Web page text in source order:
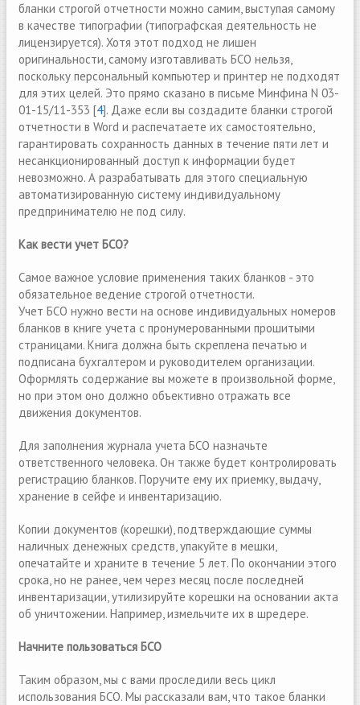
бланки строгой отчетности можно самим, выступая самому
в качестве типографии (типографская деятельность не
лицензируется). Хотя этот подход не лишен
оригинальности, самому изготавливать БСО нельзя,
поскольку персональный компьютер и принтер не подходят
для этих целей. Это прямо сказано в письме Минфина N 03-
01-15/11-353 [4]. Даже если вы создадите бланки строгой
отчетности в Word и распечатаете их самостоятельно,
гарантировать сохранность данных в течение пяти лет и
несанкционированный доступ к информации будет
невозможно. А разрабатывать для этого специальную
автоматизированную систему индивидуальному
предпринимателю не под силу.
Как вести учет БСО?
Самое важное условие применения таких бланков - это
обязательное ведение строгой отчетности.
Учет БСО нужно вести на основе индивидуальных номеров
бланков в книге учета с пронумерованными прошитыми
страницами. Книга должна быть скреплена печатью и
подписана бухгалтером и руководителем организации.
Оформлять содержание вы можете в произвольной форме,
но при этом оно должно объективно отражать все
движения документов.
Для заполнения журнала учета БСО назначьте
ответственного человека. Он также будет контролировать
регистрацию бланков. Поручите ему их приемку, выдачу,
хранение в сейфе и инвентаризацию.
Копии документов (корешки), подтверждающие суммы
наличных денежных средств, упакуйте в мешки,
опечатайте и храните в течение 5 лет. По окончании этого
срока, но не ранее, чем через месяц после последней
инвентаризации, утилизируйте корешки на основании акта
об уничтожении. Например, измельчите их в шредере.
Начните пользоваться БСО
Таким образом, мы с вами проследили весь цикл
использования БСО. Мы рассказали вам, что такое бланки